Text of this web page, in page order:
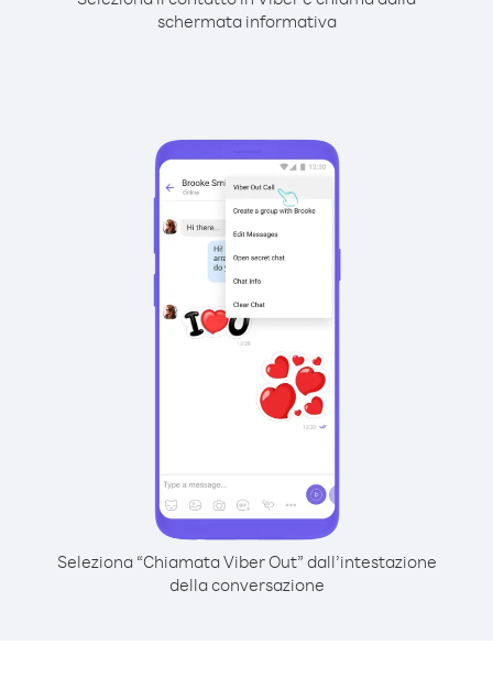
schermata informativa
Seleziona “Chiamata Viber Out” dall’intestazione
della conversazione